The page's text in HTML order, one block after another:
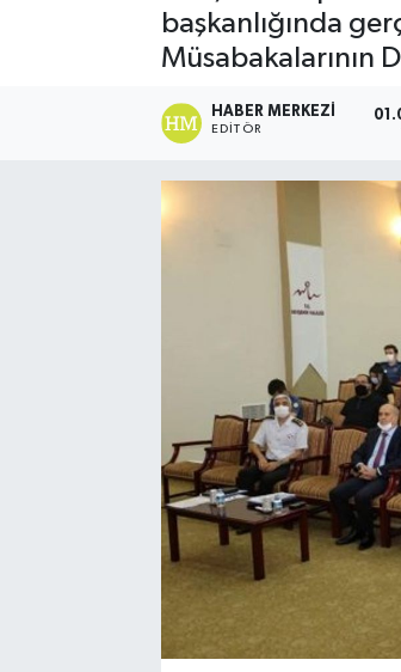
başkanlığında
Müsabakalarının
HABER MERKEZI
EDITÖR